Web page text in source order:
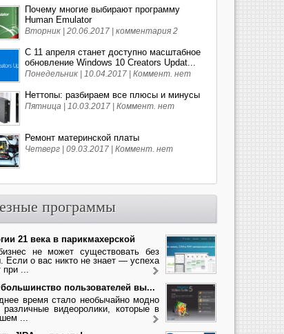
Почему многие выбирают программу
Human Emulator
Вторник | 20.06.2017 | комментария 2
С 11 апреля станет доступно масштабное
обновление Windows 10 Creators Updat...
Понедельник | 10.04.2017 | Коммент. нет
Неттопы: разбираем все плюсы и минусы
Пятница | 10.03.2017 | Коммент. нет
Ремонт материнской платы
Четверг | 09.03.2017 | Коммент. нет
программы
21 века в парикмахерской
не может существовать без
Если о вас никто не знает — успеха
при ...
пользователей вы...
время стало необычайно модно
различные видеоролики, которые в
...